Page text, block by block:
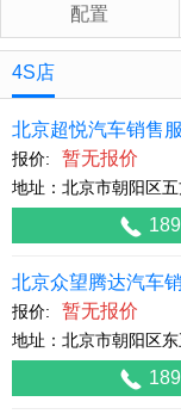
配置
4S店
北京超悦汽车销售
报价: 暂无报价
地址：北京市朝阳区
北京众望腾达汽车
报价: 暂无报价
地址：北京市朝阳区